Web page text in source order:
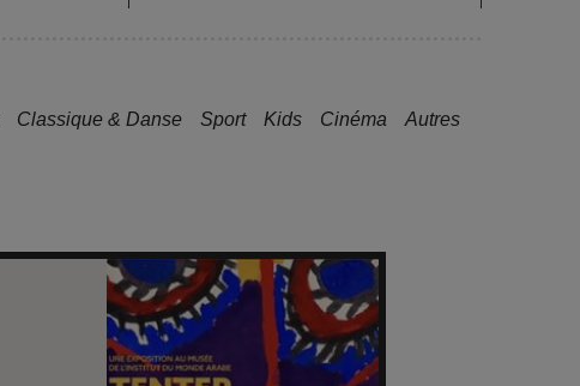
Classique & Danse Sport Kids Cinéma Autres